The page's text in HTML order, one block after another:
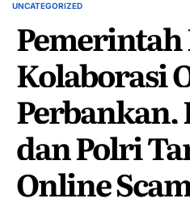
POSTED
UNCATEGORIZED
Kolaborasi
Perbankan,
dan Polri
Online